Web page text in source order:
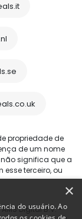
propriedade de
de um nome
significa que a
terceiro, ou
Digital B.V. -
×
do usuário. Ao